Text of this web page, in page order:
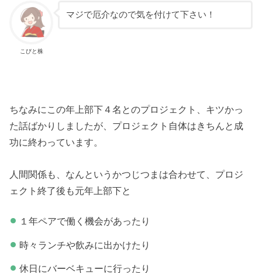
こびと株
マジで厄介なので気を付けて下さい！
ちなみにこの年上部下４名とのプロジェクト、キツかっ
た話ばかりしましたが、プロジェクト自体はきちんと成
功に終わっています。
人間関係も、なんというかつじつまは合わせて、プロジ
ェクト終了後も元年上部下と
１年ペアで働く機会があったり
時々ランチや飲みに出かけたり
休日にバーベキューに行ったり